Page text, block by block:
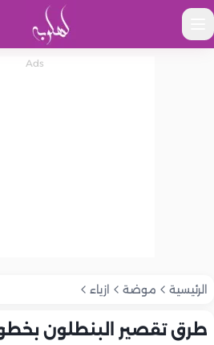
الرئيسية موضة ازياء
طرق تقصير البنطلون